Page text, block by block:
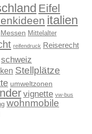
Eifel
italien
Messen Mittelalter
reifendruck Reiserecht
schweiz
Stellplätze
umweltzonen
vignette vw-bus
wohnmobile